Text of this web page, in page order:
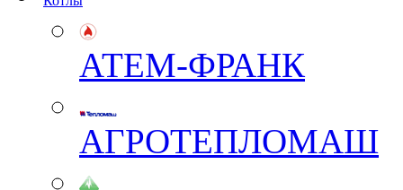
АТЕМ-ФРАНК
АГРОТЕПЛОМАШ